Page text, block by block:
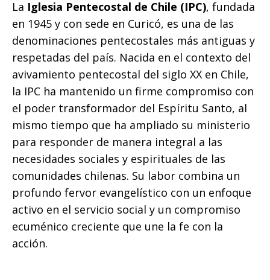
La Iglesia Pentecostal de Chile (IPC), fundada
en 1945 y con sede en Curicó, es una de las
denominaciones pentecostales más antiguas y
respetadas del país. Nacida en el contexto del
avivamiento pentecostal del siglo XX en Chile,
la IPC ha mantenido un firme compromiso con
el poder transformador del Espíritu Santo, al
mismo tiempo que ha ampliado su ministerio
para responder de manera integral a las
necesidades sociales y espirituales de las
comunidades chilenas. Su labor combina un
profundo fervor evangelístico con un enfoque
activo en el servicio social y un compromiso
ecuménico creciente que une la fe con la
acción.